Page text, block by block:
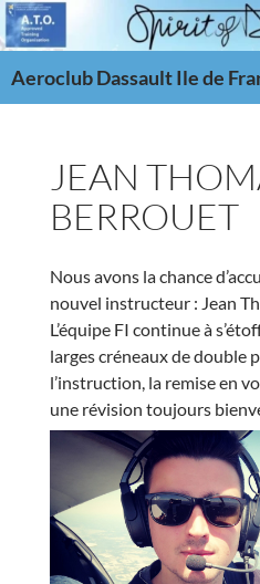
Aller
au
Aeroclub Dassault Ile de
JEAN
BERROUET
Nous avons la chance
nouvel instructeur : Jean
L’équipe FI continue à
larges créneaux de double
l’instruction, la remise en
une révision toujours